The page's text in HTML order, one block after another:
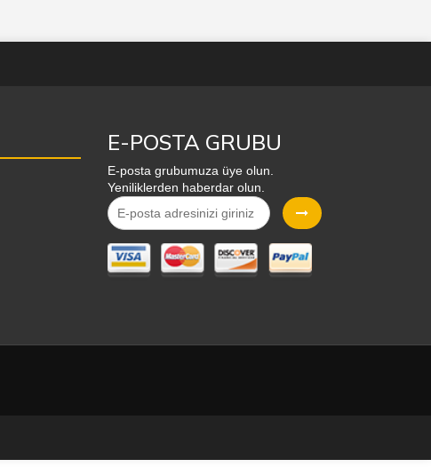
E-POSTA GRUBU
E-posta grubumuza üye olun.
Yeniliklerden haberdar olun.